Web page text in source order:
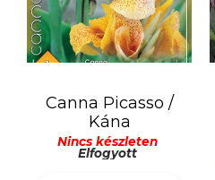
Canna Picasso /
Kána
Nincs készleten
Elfogyott